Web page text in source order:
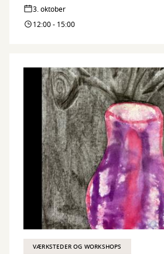
3. oktober
12:00 - 15:00
VÆRKSTEDER OG WORKSHOPS